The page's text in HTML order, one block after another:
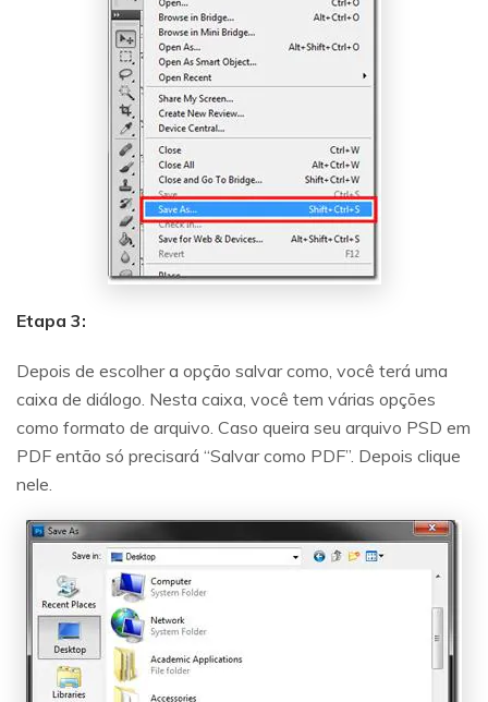
Etapa 3:
Depois de escolher a opção salvar como, você terá uma
caixa de diálogo. Nesta caixa, você tem várias opções
como formato de arquivo. Caso queira seu arquivo PSD em
PDF então só precisará “Salvar como PDF”. Depois clique
nele.